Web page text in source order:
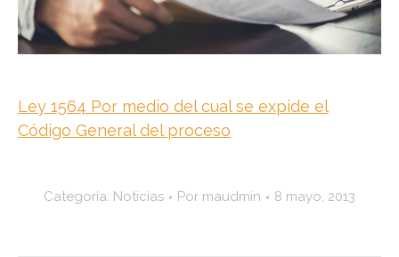
Ley 1564 Por medio del cual se expide el
Código General del proceso
Categoría: Noticias Por maudmin 8 mayo, 2013